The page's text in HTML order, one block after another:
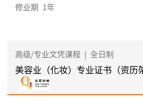
修业期 1年
高级/专业文凭课程 | 全日制
美容业（化妆）专业证书（资历